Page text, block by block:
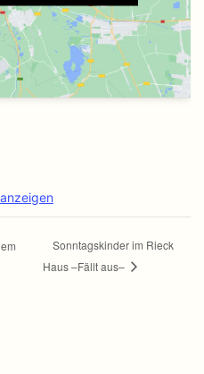
Sonntagskinder im Rieck
Haus –Fällt aus–